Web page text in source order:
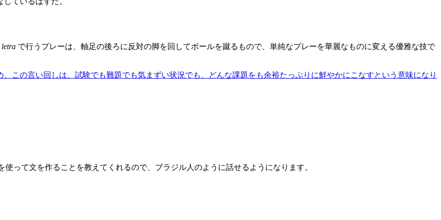
letra で行うプレーは、軸足の後ろに反対の脚を回してボールを蹴るもので、単純なプレーを華麗なものに変える優雅な技で
この言い回しは、試験でも難題でも気まずい状況でも、どんな課題をも余裕たっぷりに鮮やかにこなすという意味になり
って文を作ることを教えてくれるので、ブラジル人のように話せるようになります。